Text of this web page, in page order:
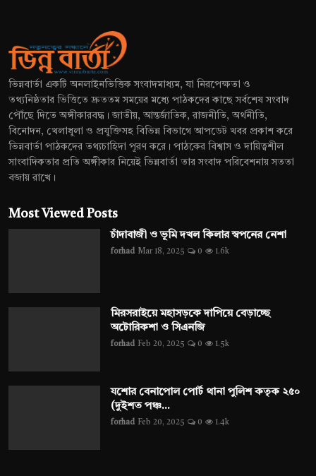
ভিন্নবার্তা একটি অনলাইনভিত্তিক সংবাদমাধ্যম, যা নিরপেক্ষতা ও
তথ্যনিষ্ঠতার ভিত্তিতে দ্রুততম সময়ের মধ্যে পাঠকদের কাছে সর্বশেষ সংবাদ
পৌঁছে দিতে অঙ্গীকারবদ্ধ। জাতীয়, আন্তর্জাতিক, রাজনীতি, অর্থনীতি,
বিনোদন, খেলাধুলা ও প্রযুক্তিসহ বিভিন্ন বিভাগে আপডেট খবর প্রকাশ করে
ভিন্নবার্তা পাঠকদের তথ্যচাহিদা পূরণ করে। পাঠকের বিশ্বাস ও দায়িত্বশীল
সাংবাদিকতার প্রতি অঙ্গীকার নিয়েই ভিন্নবার্তা তার সংবাদ পরিবেশনায় সততা
বজায় রাখে।
Most Viewed Posts
চাঁদাবাজী ও ভূমি দখল কিলার স্বপনের নেশা
forhad Mar 18, 2025 0 1.6k
মিরসরাইয়ে মহাসড়কে দাপিয়ে বেড়াচ্ছে
অটোরিকশা ও সিএনজি
forhad Feb 20, 2025 0 1.5k
যশোর বেনাপোল পোর্ট থানা পুলিশ কতৃক ২৫০
(দুইশত পঞ্চ...
forhad Feb 20, 2025 0 1.4k